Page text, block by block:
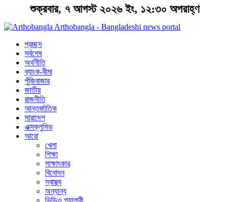
শুক্রবার, ৭ আগস্ট ২০২৬ ইং, ১২:৩০ অপরাহ্ণ
Arthobangla - Bangladeshi news portal
প্রচ্ছদ
সর্বশেষ
অর্থনীতি
ব্যাংক-বীমা
পুঁজিবাজার
জাতীয়
রাজনীতি
আন্তর্জাতিক
সারাদেশ
এক্সক্লুসিভ
আরো
খেলা
শিক্ষা
সাক্ষাৎকার
বিনোদন
স্বাস্থ্য
অন্যান্য
ভিডিও গ্যালারী